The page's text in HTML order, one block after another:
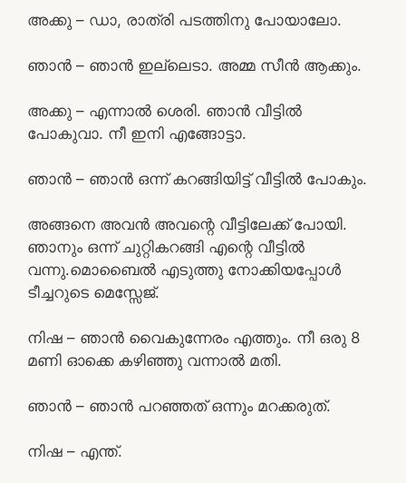
അക്കു – ഡാ, രാത്രി പടത്തിനു പോയാലോ.
ഞാൻ – ഞാൻ ഇല്ലെടാ. അമ്മ സീൻ ആക്കും.
അക്കു – എന്നാൽ ശെരി. ഞാൻ വീട്ടിൽ
പോകുവാ. നീ ഇനി എങ്ങോട്ടാ.
ഞാൻ – ഞാൻ ഒന്ന് കറങ്ങിയിട്ട് വീട്ടിൽ പോകും.
അങ്ങനെ അവൻ അവന്റെ വീട്ടിലേക്ക് പോയി.
ഞാനും ഒന്ന് ചുറ്റികറങ്ങി എന്റെ വീട്ടിൽ
വന്നു.മൊബൈൽ എടുത്തു നോക്കിയപ്പോൾ
ടീച്ചറുടെ മെസ്സേജ്.
നിഷ – ഞാൻ വൈകുന്നേരം എത്തും. നീ ഒരു 8
മണി ഓക്കെ കഴിഞ്ഞു വന്നാൽ മതി.
ഞാൻ – ഞാൻ പറഞ്ഞത് ഒന്നും മറക്കരുത്.
നിഷ – എന്ത്.